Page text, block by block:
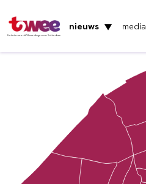
Het nieuws uit Vlaardingen en Schiedam
nieuws ▼ media